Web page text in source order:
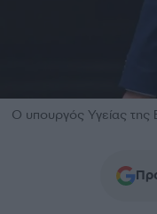
Ο υπουργός Υγείας της